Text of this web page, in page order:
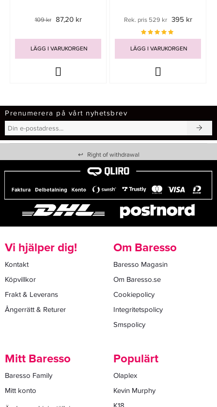
109 kr 87,20 kr
LÄGG I VARUKORGEN
Rek. pris 529 kr 395 kr
LÄGG I VARUKORGEN
Prenumerera på vårt nyhetsbrev
↩ Right of withdrawal
Vi hjälper dig!
Kontakt
Köpvillkor
Frakt & Leverans
Ångerrätt & Returer
Om Baresso
Baresso Magasin
Om Baresso.se
Cookiepolicy
Integritetspolicy
Smspolicy
Mitt Baresso
Baresso Family
Mitt konto
Populärt
Olaplex
Kevin Murphy